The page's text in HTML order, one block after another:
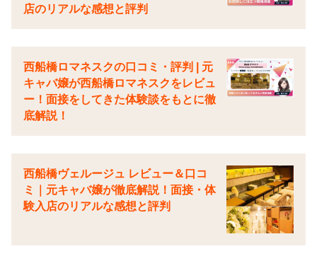
店のリアルな感想と評判
西船橋ロマネスクの口コミ・評判 | 元
キャバ嬢が西船橋ロマネスクをレビュ
ー！面接をしてきた体験談をもとに徹
底解説！
西船橋ヴェルージュ レビュー＆口コ
ミ｜元キャバ嬢が徹底解説！面接・体
験入店のリアルな感想と評判